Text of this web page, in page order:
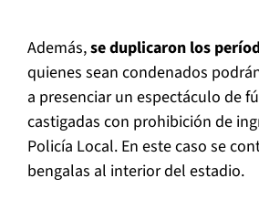
Además,se duplicaron los
quienes sean condenados
a presenciar un espectáculo de
castigadas con prohibición de
Policía Local. En este caso se
bengalas al interior del estadio.